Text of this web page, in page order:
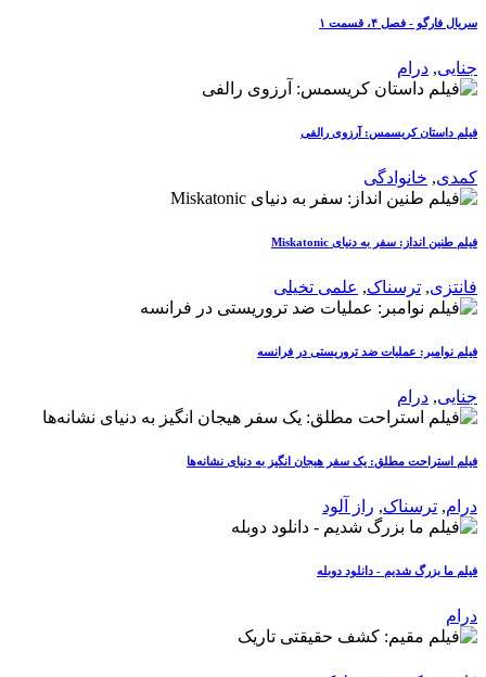
سریال فارگو - فصل ۴، قسمت ۱
جنایی, درام
فیلم داستان کریسمس: آرزوی رالفی
کمدی, خانوادگی
فیلم طنین انداز: سفر به دنیای Miskatonic
فانتزی, ترسناک, علمی تخیلی
فیلم نوامبر: عملیات ضد تروریستی در فرانسه
جنایی, درام
فیلم استراحت مطلق: یک سفر هیجان انگیز به دنیای نشانه‌ها
درام, ترسناک, راز آلود
فیلم ما بزرگ شدیم - دانلود دوبله
درام